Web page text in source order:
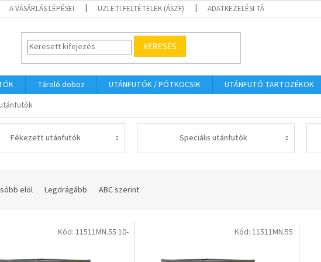
A VÁSÁRLÁS LÉPÉSEI ÜZLETI FELTÉTELEK (ÁSZF) ADATKEZELÉSI TÁJÉKOZTATÓ
KERESÉS
Tároló doboz UTÁNFUTÓK / PÓTKOCSIK UTÁNFUTÓ TARTOZÉKOK
Fékezett utánfutók Speciális utánfutók
elöl Legdrágább ABC szerint
Kód: 11511MN.55 10- Kód: 11511MN.55